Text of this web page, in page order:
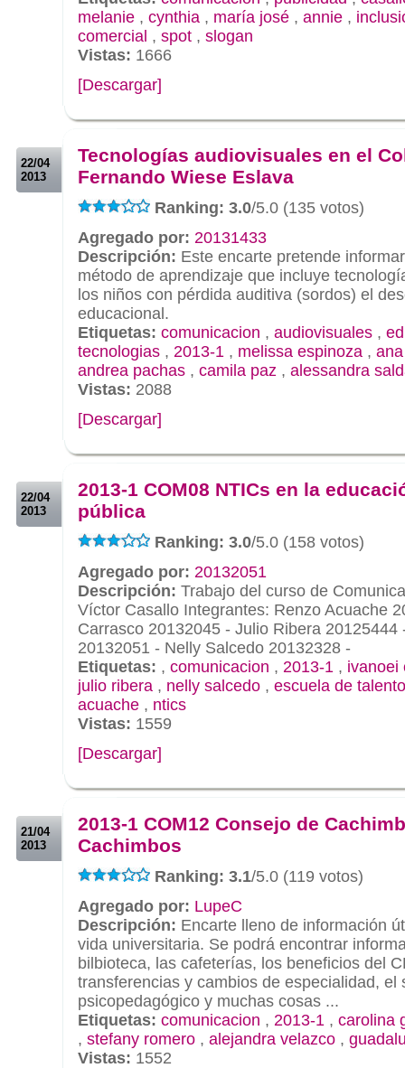
melanie , cynthia , maría josé , annie ,
comercial , spot , slogan
Vistas: 1666
[Descargar]
22/04
2013
Tecnologías audiovisuales en el
Fernando Wiese Eslava
Ranking: 3.0/5.0 (135 votos)
Agregado por: 20131433
Descripción: Este encarte pretende
método de aprendizaje que incluye
los niños con pérdida auditiva (sordos) el
educacional.
Etiquetas: comunicacion , audiovisuales ,
tecnologias , 2013-1 , melissa espinoza ,
andrea pachas , camila paz , alessandra
Vistas: 2088
[Descargar]
22/04
2013
2013-1 COM08 NTICs en la
pública
Ranking: 3.0/5.0 (158 votos)
Agregado por: 20132051
Descripción: Trabajo del curso de
Víctor Casallo Integrantes: Renzo Acuache
Carrasco 20132045 - Julio Ribera 20125444
20132051 - Nelly Salcedo 20132328 -
Etiquetas: , comunicacion , 2013-1 , ivanoei
julio ribera , nelly salcedo , escuela de
acuache , ntics
Vistas: 1559
[Descargar]
21/04
2013
2013-1 COM12 Consejo de
Cachimbos
Ranking: 3.1/5.0 (119 votos)
Agregado por: LupeC
Descripción: Encarte lleno de información
vida universitaria. Se podrá encontrar
bilbioteca, las cafeterías, los beneficios del
transferencias y cambios de especialidad, el
psicopedagógico y muchas cosas ...
Etiquetas: comunicacion , 2013-1 , carolina
, stefany romero , alejandra velazco ,
Vistas: 1552